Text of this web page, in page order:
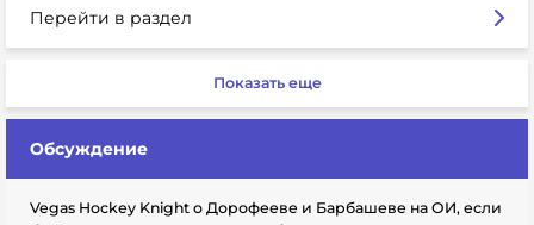
Перейти в раздел
Показать еще
Обсуждение
Vegas Hockey Knight о Дорофееве и Барбашеве на ОИ, если